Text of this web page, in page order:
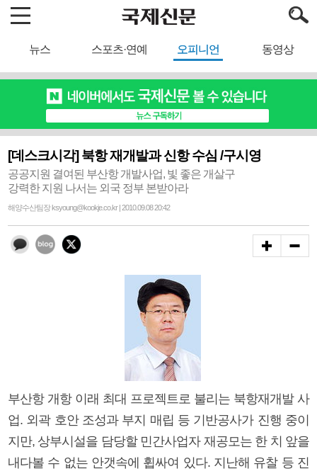
뉴스 스포츠·연예 오피니언 동영상
[데스크시각] 북항 재개발과 신항 수심 /구시영
공공지원 결여된 부산항 개발사업, 빛 좋은 개살구
강력한 지원 나서는 외국 정부 본받아라
해양수산팀장 ksyoung@kookje.co.kr | 2010.09.08 20:42
부산항 개항 이래 최대 프로젝트로 불리는 북항재개발 사
업. 외곽 호안 조성과 부지 매립 등 기반공사가 진행 중이
지만, 상부시설을 담당할 민간사업자 재공모는 한 치 앞을
내다볼 수 없는 안갯속에 휩싸여 있다. 지난해 유찰 등 진